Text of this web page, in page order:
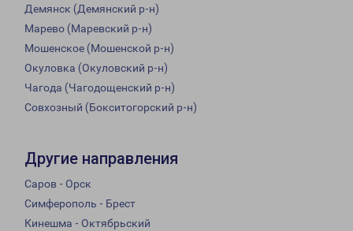
Демянск (Демянский р-н)
Марево (Маревский р-н)
Мошенское (Мошенской р-н)
Окуловка (Окуловский р-н)
Чагода (Чагодощенский р-н)
Совхозный (Бокситогорский р-н)
Другие направления
Саров - Орск
Симферополь - Брест
Кинешма - Октябрьский